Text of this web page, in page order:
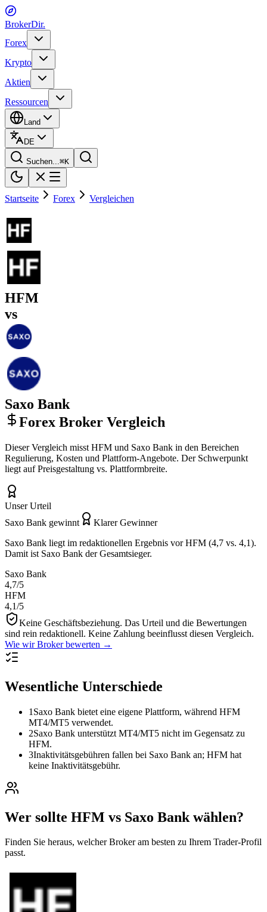
BrokerDir.
Forex
Krypto
Aktien
Ressourcen
Land
DE
Suchen...⌘K
Startseite Forex Vergleichen
HFM
vs
Saxo Bank
Forex Broker Vergleich
Dieser Vergleich misst HFM und Saxo Bank in den Bereichen
Regulierung, Kosten und Plattform-Angebote. Der Schwerpunkt
liegt auf Preisgestaltung vs. Plattformbreite.
Unser Urteil
Saxo Bank gewinnt
Klarer Gewinner
Saxo Bank liegt im redaktionellen Ergebnis vor HFM (4,7 vs. 4,1).
Damit ist Saxo Bank der Gesamtsieger.
Saxo Bank
4,7/5
HFM
4,1/5
Keine Geschäftsbeziehung. Das Urteil und die Bewertungen
sind rein redaktionell. Keine Zahlung beeinflusst diesen Vergleich.
Wie wir Broker bewerten →
Wesentliche Unterschiede
1 Saxo Bank bietet eine eigene Plattform, während HFM
MT4/MT5 verwendet.
2Saxo Bank unterstützt MT4/MT5 nicht im Gegensatz zu
HFM.
3Inaktivitätsgebühren fallen bei Saxo Bank an; HFM hat
keine Inaktivitätsgebühr.
Wer sollte HFM vs Saxo Bank wählen?
Finden Sie heraus, welcher Broker am besten zu Ihrem Trader-Profil
passt.